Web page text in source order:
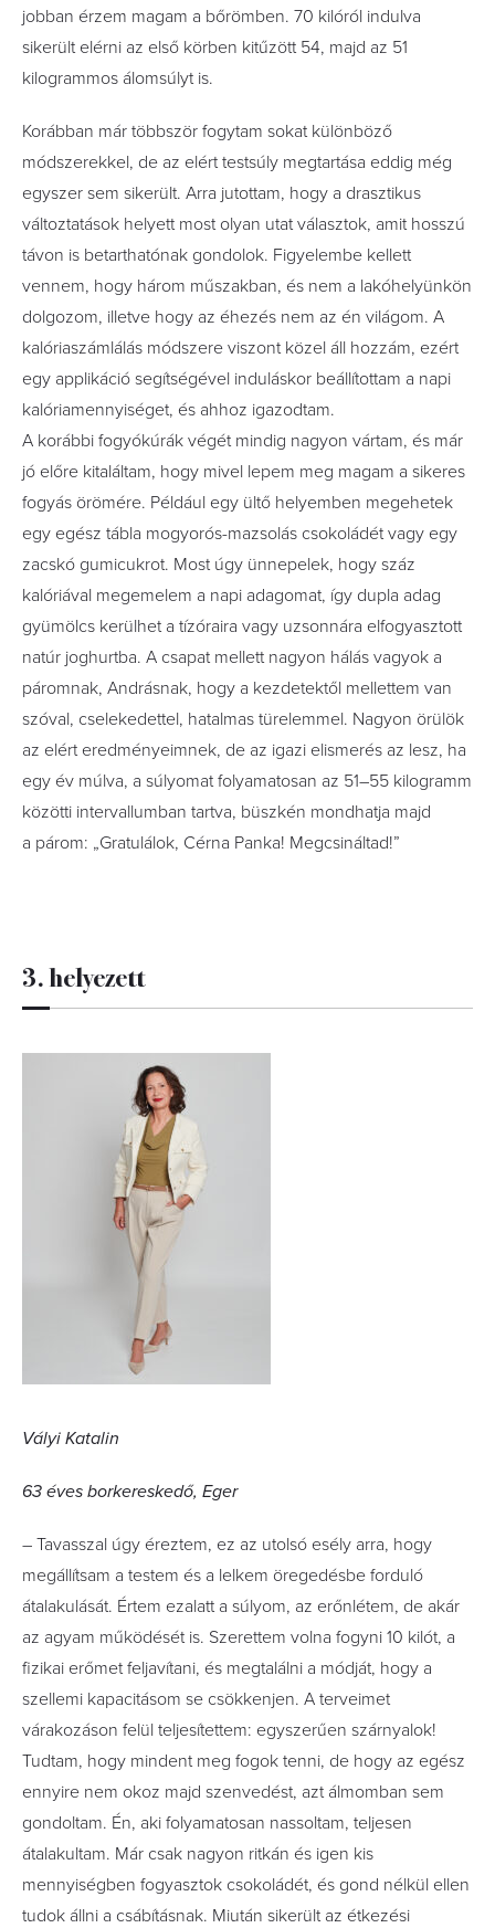
jobban érzem magam a bőrömben. 70 kilóról indulva
sikerült elérni az első körben kitűzött 54, majd az 51
kilogrammos álomsúlyt is.
Korábban már többször fogytam sokat különböző
módszerekkel, de az elért testsúly megtartása eddig még
egyszer sem sikerült. Arra jutottam, hogy a drasztikus
változtatások helyett most olyan utat választok, amit hosszú
távon is betarthatónak gondolok. Figyelembe kellett
vennem, hogy három műszakban, és nem a lakóhelyünkön
dolgozom, illetve hogy az éhezés nem az én világom. A
kalóriaszámlálás módszere viszont közel áll hozzám, ezért
egy applikáció segítségével induláskor beállítottam a napi
kalóriamennyiséget, és ahhoz igazodtam.
A korábbi fogyókúrák végét mindig nagyon vártam, és már
jó előre kitaláltam, hogy mivel lepem meg magam a sikeres
fogyás örömére. Például egy ültő helyemben megehetek
egy egész tábla mogyorós-mazsolás csokoládét vagy egy
zacskó gumicukrot. Most úgy ünnepelek, hogy száz
kalóriával megemelem a napi adagomat, így dupla adag
gyümölcs kerülhet a tízóraira vagy uzsonnára elfogyasztott
natúr joghurtba. A csapat mellett nagyon hálás vagyok a
páromnak, Andrásnak, hogy a kezdetektől mellettem van
szóval, cselekedettel, hatalmas türelemmel. Nagyon örülök
az elért eredményeimnek, de az igazi elismerés az lesz, ha
egy év múlva, a súlyomat folyamatosan az 51–55 kilogramm
közötti­ intervallumban tartva, büszkén mondhatja majd
a párom: „Gratulálok, Cérna Panka! Megcsináltad!”
3. helyezett
Vályi Katalin
63 éves borkereskedő, Eger
– Tavasszal úgy éreztem, ez az utolsó esély arra, hogy
megállítsam a testem és a lelkem öregedésbe forduló
átalakulását. Értem ezalatt a súlyom, az erőnlétem, de akár
az agyam működését is. Szerettem volna fogyni 10 kilót, a
fizikai erőmet feljavítani, és megtalálni a módját, hogy a
szellemi kapacitásom se csökkenjen. A terveimet
várakozáson felül teljesítettem: egyszerűen szárnyalok!
Tudtam, hogy mindent meg fogok tenni, de hogy az egész
ennyire nem okoz majd szenvedést, azt álmomban sem
gondoltam. Én, aki folyamatosan nassoltam, teljesen
átalakultam. Már csak nagyon ritkán és igen kis
mennyiségben fogyasztok csokoládét, és gond nélkül ellen
tudok állni a csábításnak. Miután sikerült az étkezési